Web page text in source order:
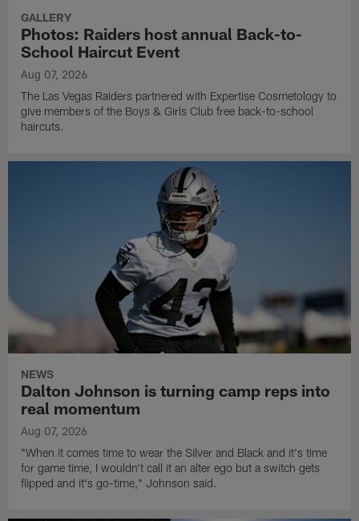
GALLERY
Photos: Raiders host annual Back-to-
School Haircut Event
Aug 07, 2026
The Las Vegas Raiders partnered with Expertise Cosmetology to
give members of the Boys & Girls Club free back-to-school
haircuts.
NEWS
Dalton Johnson is turning camp reps into
real momentum
Aug 07, 2026
"When it comes time to wear the Silver and Black and it's time
for game time, I wouldn't call it an alter ego but a switch gets
flipped and it's go-time," Johnson said.